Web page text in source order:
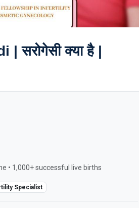
सरोगेसी क्या है |
• 1,000+ successful live births
Specialist